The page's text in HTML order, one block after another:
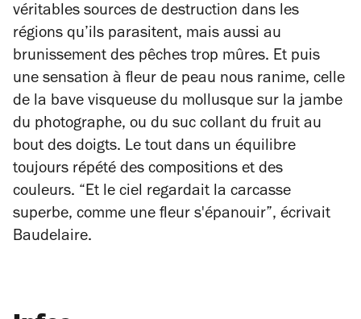
véritables sources de destruction dans les
régions qu’ils parasitent, mais aussi au
brunissement des pêches trop mûres. Et puis
une sensation à fleur de peau nous ranime, celle
de la bave visqueuse du mollusque sur la jambe
du photographe, ou du suc collant du fruit au
bout des doigts. Le tout dans un équilibre
toujours répété des compositions et des
couleurs. “Et le ciel regardait la carcasse
superbe, comme une fleur s'épanouir”, écrivait
Baudelaire.